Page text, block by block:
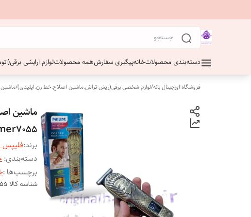
دسته‌بندی محصولاتخانهپیگیری سفارشهمه محصولاتلوازم ارایشی
فروشگاه اورجینال بانه/لوازم شخصی برقی(ریش تراش.ماشین اصلاح.خط زن.اپلیدی)/
برند:فلیپس Philips
دسته‌بندی:
برچسب‌ها :
شناسه کالا